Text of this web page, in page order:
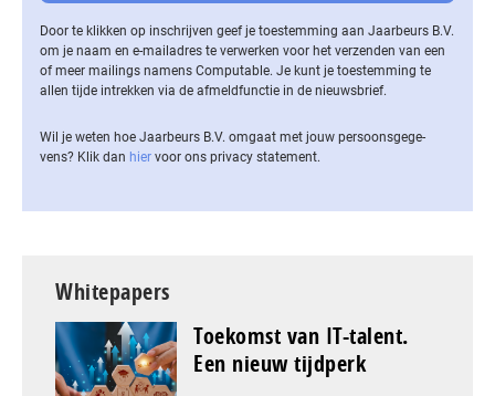
Door te klikken op inschrijven geef je toestemming aan Jaarbeurs B.V.
om je naam en e-mailadres te verwerken voor het verzenden van een
of meer mailings namens Computable. Je kunt je toestemming te
allen tijde intrekken via de af­meld­func­tie in de nieuwsbrief.
Wil je weten hoe Jaarbeurs B.V. omgaat met jouw per­soons­ge­ge­
vens? Klik dan hier voor ons privacy statement.
Whitepapers
Toekomst van IT-talent.
Een nieuw tijdperk